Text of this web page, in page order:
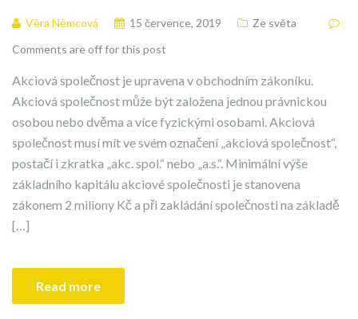
Věra Němcová 15 července, 2019
Ze světa
Comments are off for this post
Akciová společnost je upravena v obchodním zákoníku.
Akciová společnost může být založena jednou právnickou
osobou nebo dvěma a více fyzickými osobami. Akciová
společnost musí mít ve svém označení „akciová společnost“,
postačí i zkratka „akc. spol.“ nebo „a.s.“. Minimální výše
základního kapitálu akciové společnosti je stanovena
zákonem 2 miliony Kč a při zakládání společnosti na základě
[…]
Read more